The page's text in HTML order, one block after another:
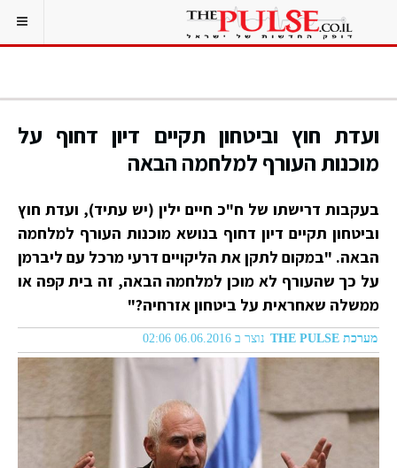
ועדת חוץ וביטחון תקיים דיון דחוף על
מוכנות העורף למלחמה הבאה
בעקבות דרישתו של ח"כ חיים ילין (יש עתיד), ועדת חוץ
וביטחון תקיים דיון דחוף בנושא מוכנות העורף למלחמה
הבאה. "במקום לתקן את הליקויים דרעי מרכל עם ליברמן
על כך שהעורף לא מוכן למלחמה הבאה, זה בית קפה או
ממשלה שאחראית על ביטחון אזרחיה?"
מערכת THE PULSE נוצר ב 06.06.2016 02:06